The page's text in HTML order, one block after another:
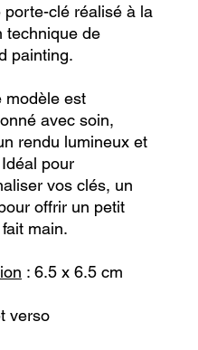
porte-clé réalisé à la
technique de
painting.
modèle est
avec soin,
rendu lumineux et
pour
vos clés, un
offrir un petit
main.
: 6.5 x 6.5 cm
verso